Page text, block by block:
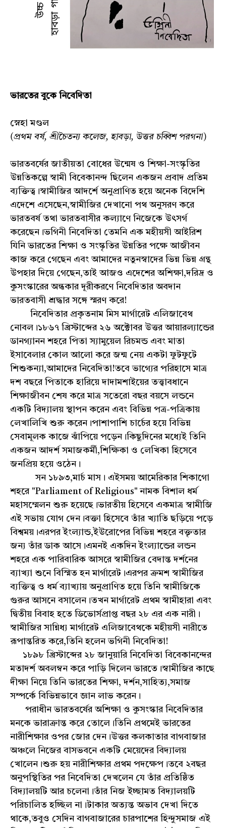
ভারতের বুকে নিবেদিতা
স্নেহা মণ্ডল
(প্রথম বর্ষ, শ্রীচৈতন‍্য কলেজ, হাবড়া, উত্তর চব্বিশ পরগনা)
ভারতবর্ষের জাতীয়তা বোধের উন্মেষ ও শিক্ষা-সংস্কৃতির
উন্নতিকল্পে স্বামী বিবেকানন্দ ছিলেন একজন প্রবাদ প্রতিম
ব্যক্তিত্ব।স্বামীজির আদর্শে অনুপ্রাণিত হয়ে অনেক বিদেশি
এদেশে এসেছেন,স্বামীজির দেখানো পথ অনুসরণ করে
ভারতবর্ষ তথা ভারতবাসীর কল্যাণে নিজেকে উৎসর্গ
করেছেন।ভগিনী নিবেদিতা তেমনি এক মহীয়সী আইরিশ
যিনি ভারতের শিক্ষা ও সংস্কৃতির উন্নতির পক্ষে আজীবন
কাজ করে গেছেন এবং আমাদের নতুনস্বাদের ভিন্ন ভিন্ন গ্রন্থ
উপহার দিয়ে গেছেন,তাই আজও এদেশের অশিক্ষা,দরিদ্র ও
কুসংস্কারের অন্ধকার দূরীকরণে নিবেদিতার অবদান
ভারতবাসী শ্রদ্ধার সঙ্গে স্মরণ করে!
নিবেদিতার প্রকৃতনাম মিস মার্গারেট এলিজাবেথ
নোবল।১৮৬৭ খ্রিস্টাব্দের ২৬ অক্টোবর উত্তর আয়ারল্যান্ডের
ডানগ্যানন শহরে পিতা স্যামুয়েল রিচমন্ড এবং মাতা
ইসাবেলার কোল আলো করে জন্ম নেয় একটা ফুটফুটে
শিশুকন্যা,আমাদের নিবেদিতা!তবে ভাগ্যের পরিহাসে মাত্র
দশ বছরে পিতাকে হারিয়ে দাদামশাইয়ের তত্ত্বাবধানে
শিক্ষাজীবন শেষ করে মাত্র সতেরো বছর বয়সে লন্ডনে
একটি বিদ্যালয় স্থাপন করেন এবং বিভিন্ন পত্র-পত্রিকায়
লেখালিখি শুরু করেন।পাশাপাশি চার্চের হয়ে বিভিন্ন
সেবামূলক কাজে ঝাঁপিয়ে পড়েন।কিছুদিনের মধ্যেই তিনি
একজন আদর্শ সমাজকর্মী,শিক্ষিকা ও লেখিকা হিসেবে
জনপ্রিয় হয়ে ওঠেন।
সন ১৮৯৩,মার্চ মাস। এইসময় আমেরিকার শিকাগো
শহরে "Parliament of Religious" নামক বিশাল ধর্ম
মহাসম্মেলন শুরু হয়েছে।ভারতীয় হিসেবে একমাত্র স্বামীজি
এই সভায় যোগ দেন।বক্তা হিসেবে তাঁর খ্যাতি ছড়িয়ে পড়ে
বিশ্বময়।এরপর ইংল্যান্ড,ইউরোপের বিভিন্ন শহরে বক্তৃতার
জন্য তাঁর ডাক আসে।এমনই একদিন ইংল্যান্ডের লন্ডন
শহরে এক পারিবারিক আসরে স্বামীজির বেদান্ত দর্শনের
ব্যাখ্যা শুনে বিস্মিত হন মার্গারেট।এরপর ক্রমশ স্বামীজির
ব্যক্তিত্ব ও ধর্ম ব্যাখ্যায় অনুপ্রাণিত হয়ে তিনি স্বামীজিকে
গুরুর আসনে বসালেন।তখন মার্গারেট প্ৰথম স্বামীহারা এবং
দ্বিতীয় বিবাহ হতে ডিভোর্সপ্রাপ্ত বছর ২৮ এর এক নারী।
স্বামীজির সান্নিধ্য মার্গারেট এলিজাবেথকে মহীয়সী নারীতে
রূপান্তরিত করে,তিনি হলেন ভগিনী নিবেদিতা!
১৮৯৮ খ্রিস্টাব্দের ২৮ জানুয়ারি নিবেদিতা বিবেকানন্দের
মতাদর্শ অবলম্বন করে পাড়ি দিলেন ভারতে।স্বামীজির কাছে
দীক্ষা নিয়ে তিনি ভারতের শিক্ষা, দর্শন,সাহিত্য,সমাজ
সম্পর্কে বিভিন্নভাবে জ্ঞান লাভ করেন।
পরাধীন ভারতবর্ষের অশিক্ষা ও কুসংস্কার নিবেদিতার
মনকে ভারাক্রান্ত করে তোলে।তিনি প্রথমেই ভারতের
নারীশিক্ষার ওপর জোর দেন।উত্তর কলকাতার বাগবাজার
অঞ্চলে নিজের বাসভবনে একটি মেয়েদের বিদ্যালয়
খোলেন।শুরু হয় নারীশিক্ষার প্রথম পদক্ষেপ।তবে ২বছর
অনুপস্থিতির পর নিবেদিতা দেখলেন যে তাঁর প্রতিষ্ঠিত
বিদ্যালয়টি আর চলেনা।তাঁর নিজ ইচ্ছামত বিদ্যালয়টি
পরিচালিত হচ্ছিল না।টাকার অত্যন্ত অভাব দেখা দিতে
থাকে,তবুও সেদিন বাগবাজারের চারপাশের হিন্দুসমাজ এই